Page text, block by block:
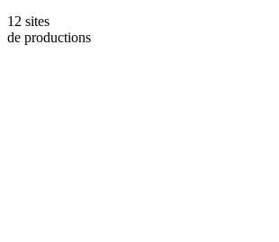
12 sites
de productions